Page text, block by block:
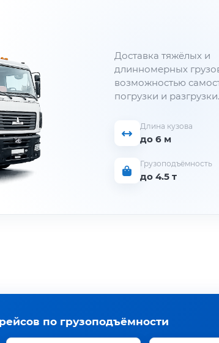
Доставка тяжёлых и
длинномерных
возможностью
погрузки и разгрузки.
Длина кузова
до 6 м
Грузоподъёмность
до 4.5 т
по грузоподъёмности